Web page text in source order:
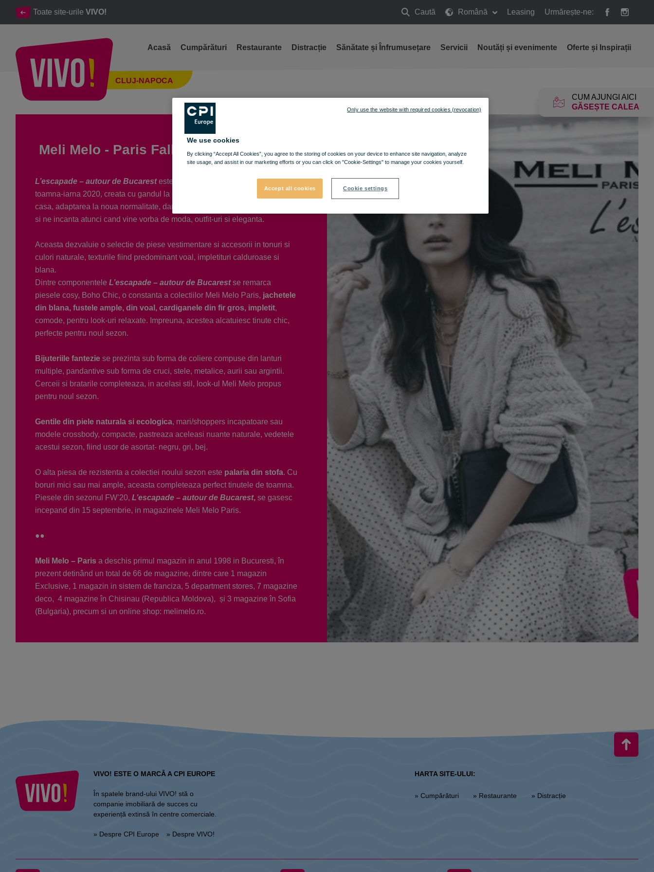
Toate site-urile VIVO! Caută
Caută
Română Leasing Urmărește-ne:
CUM AJUNGI AICI
GĂSEȘTE CALEA
CLUJ-NAPOCA
Acasă Cumpărături Restaurante Distracție Sănătate și Înfrumusețare Servicii Noutăți și evenimente Oferte și Inspirații
Meli Melo - Paris colectia toamna iarna
Meli Melo - Paris Fall/Winter 2020
L’escapade – autour de Bucaresteste numele colectiei Meli Melo Paris de
toamna-iarna 2020, creata cu gandul la escapadele scurte, aproape de
casa, adaptarea la noua normalitate, dar fara a renunta la ceea ce e frumos
si ne incanta atunci cand vine vorba de moda, outfit-uri si eleganta.
Aceasta dezvaluie o selectie de piese vestimentare si accesorii in tonuri si
culori naturale, texturile fiind predominant voal, impletituri calduroase si
blana.
Dintre componentele L’escapade – autour de Bucarestse remarca
piesele cosy, Boho Chic, o constanta a colectiilor Meli Melo Paris, jachetele
din blana, fustele ample, din voal, cardiganele din fir gros, impletit,
comode, pentru look-uri relaxate. Impreuna, acestea alcatuiesc tinute chic,
perfecte pentru noul sezon.
Bijuteriile fantezie se prezinta sub forma de coliere compuse din lanturi
multiple, pandantive sub forma de cruci, stele, metalice, aurii sau argintii.
Cerceii si bratarile completeaza, in acelasi stil, look-ul Meli Melo propus
pentru noul sezon.
Gentile din piele naturala si ecologica, mari/shoppers incapatoare sau
modele crossbody, compacte, pastreaza aceleasi nuante naturale, vedetele
acestui sezon, fiind usor de asortat- negru, gri, bej.
O alta piesa de rezistenta a colectiei noului sezon este palaria din stofa. Cu
boruri mici sau mai ample, aceasta completeaza perfect tinutele de toamna.
Piesele din sezonul FW’20, L’escapade – autour de Bucarest, se gasesc
incepand din 15 septembrie, in magazinele Meli Melo Paris.
●●
Meli Melo – Paris a deschis primul magazin in anul 1998 in Bucuresti, în
prezent detinând un total de 66 de magazine, dintre care 1 magazin
Exclusive, 1 magazin in sistem de franciza, 5 department stores, 7 magazine
deco, 4 magazine în Chisinau (Republica Moldova), și 3 magazine în Sofia
(Bulgaria), precum si un online shop: melimelo.ro.
VIVO! ESTE O MARCĂ A CPI EUROPE
În spatele brand-ului VIVO! stă o
companie imobiliară de succes cu
experiență extinsă în centre comerciale.
» Despre CPI Europe » Despre VIVO!
HARTA SITE-ULUI:
» Cumpărături » Restaurante » Distracție
We use cookies
By clicking “Accept All Cookies”, you agree to the storing of cookies on your device to enhance site navigation, analyze
site usage, and assist in our marketing efforts or you can click on "Cookie-Settings" to manage your cookies yourself.
Accept all cookies Cookie settings
Only use the website with required cookies (revocation)